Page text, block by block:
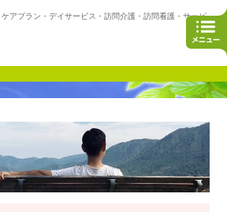
アプラン・デイサービス・訪問介護・訪問看護・サービ